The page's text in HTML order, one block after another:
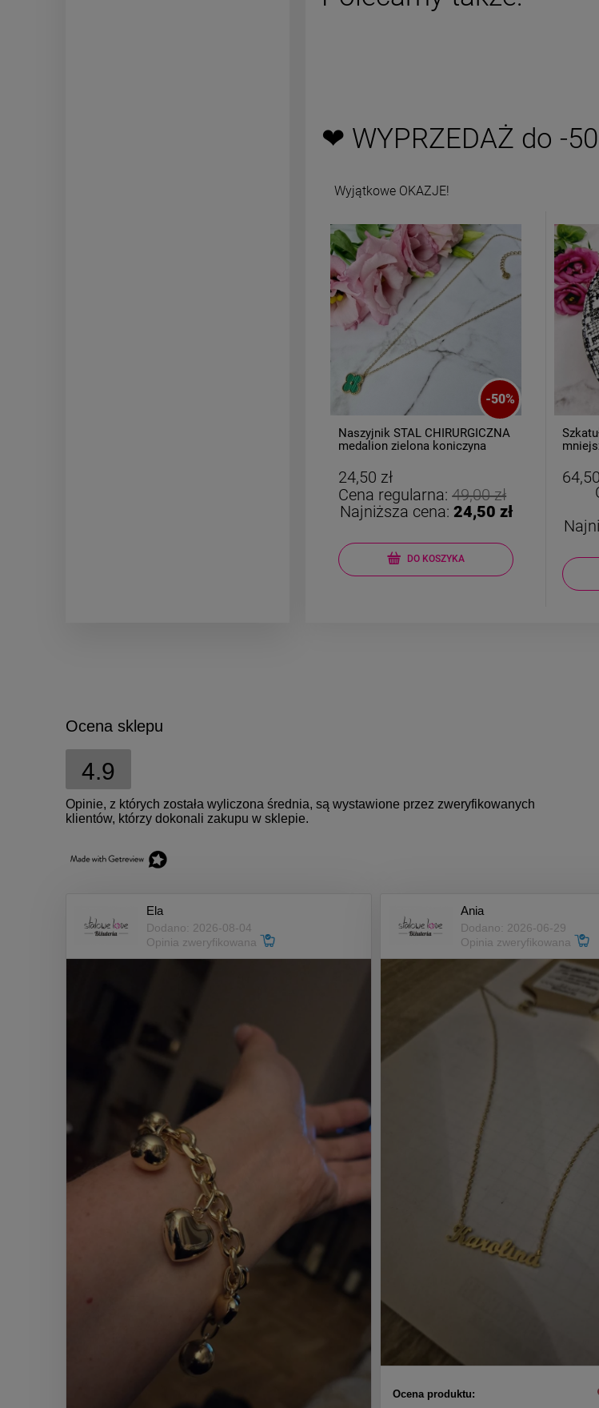
❤ WYPRZEDAŻ do -
Wyjątkowe OKAZJE!
-50%
Naszyjnik STAL CHIRURGICZNA
medalion zielona koniczyna
24,50 zł
Cena regularna:49,00 zł
Najniższa cena: 24,50 zł
DO KOSZYKA
Ocena sklepu
4.9
Opinie, z których została wyliczona średnia, są wystawione przez zweryfikowanych
klientów, którzy dokonali zakupu w sklepie.
Ela
Dodano: 2026-08-04
Opinia zweryfikowana
Ania
Dodano: 2026-06-29
Opinia zweryfikowana
Ocena produktu: